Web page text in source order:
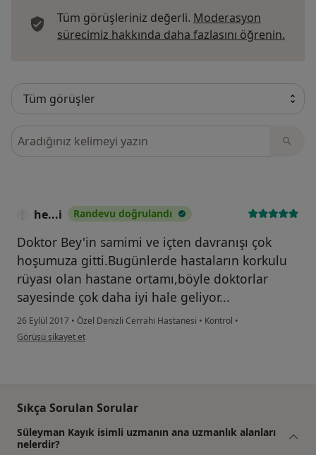
Tüm görüşleriniz değerli. Moderasyon
sürecimiz hakkında daha fazlasını öğrenin.
Görüşler içerisinde ara
he...i Randevu doğrulandı
Doktor Bey'in samimi ve içten davranışı çok
hoşumuza gitti.Bugünlerde hastaların korkulu
rüyası olan hastane ortamı,böyle doktorlar
sayesinde çok daha iyi hale geliyor...
26 Eylül 2017 • Özel Denizli Cerrahi Hastanesi • Kontrol •
kullanıcının görüşüne göre he...i
Görüşü şikayet et
Sıkça Sorulan Sorular
Süleyman Kayık isimli uzmanın ana uzmanlık alanları
nelerdir?